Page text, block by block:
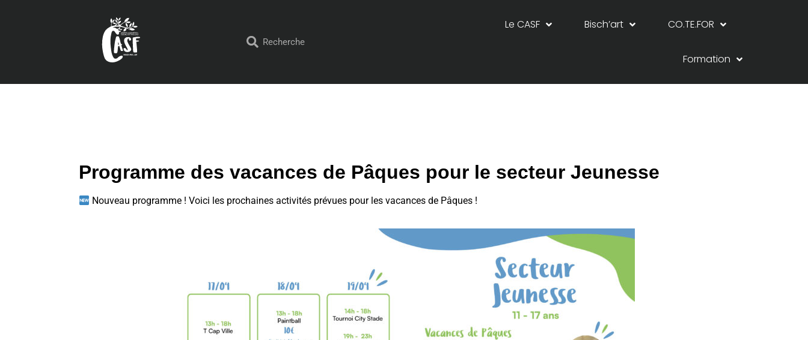
Le CASF Bisch’art CO.TE.FOR
Formation
Programme des vacances de Pâques pour le secteur Jeunesse
Nouveau programme ! Voici les prochaines activités prévues pour les vacances de Pâques !